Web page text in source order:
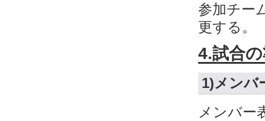
参加チー
更する。
4.試合
1)メンバ
メンバー